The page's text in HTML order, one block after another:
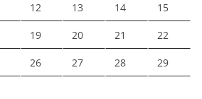
12 13 14 15
19 20 21 22
26 27 28 29